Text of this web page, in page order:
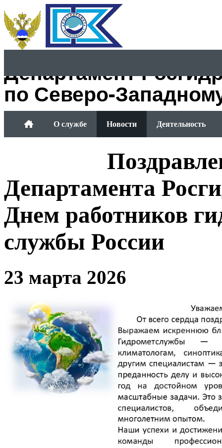
Департамент
по Северо-
О службе Новости Деятельность
Департамента
Днем работников
службы России
23 марта 2026